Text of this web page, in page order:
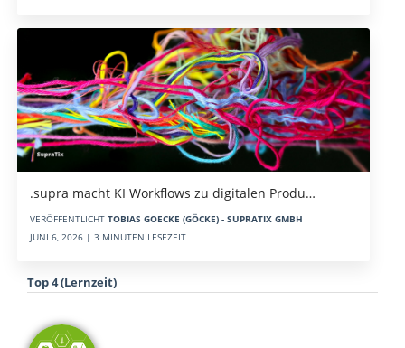
.supra macht KI Workflows zu digitalen Produ…
VERÖFFENTLICHT TOBIAS GOECKE (GÖCKE) - SUPRATIX GMBH
JUNI 6, 2026 | 3 MINUTEN LESEZEIT
Top 4 (Lernzeit)